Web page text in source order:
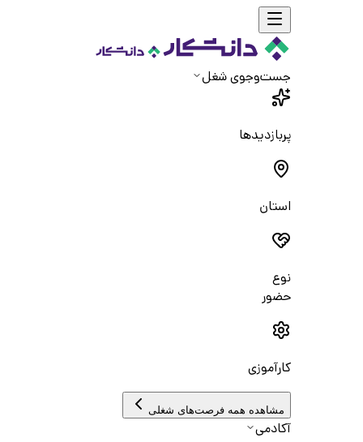
جست‌و‌جوی شغل
پربازدیدها
استان
نوع
حضور
کارآموزی
مشاهده همه فرصت‌های شغلی
آکادمی